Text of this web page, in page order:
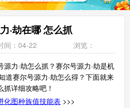
·劫在哪 怎么抓
间：04-22 浏览：
力·劫怎么抓？赛尔号源力·劫是机
道赛尔号源力·劫怎么得？下面就来
抓详细攻略吧！
化图种族值技能表>>>